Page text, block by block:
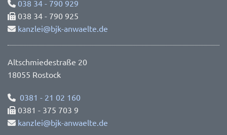
 038 34 - 790 929
 038 34 - 790 925
 kanzlei@bjk-anwaelte.de
Altschmiedestraße 20
18055 Rostock
 0381 - 21 02 160
 0381 - 375 703 9
 kanzlei@bjk-anwaelte.de